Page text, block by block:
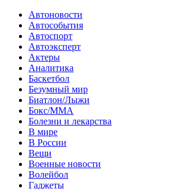
Автоновости
Автособытия
Автоспорт
Автоэксперт
Актеры
Аналитика
Баскетбол
Безумный мир
Биатлон/Лыжи
Бокс/MMA
Болезни и лекарства
В мире
В России
Вещи
Военные новости
Волейбол
Гаджеты